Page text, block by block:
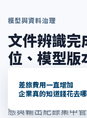
模型與資料治理
文件辨識完
位、模型
AI-OCR 將原始文
態與輸出紀錄集中
差旅費用一直增加
企業真的知道錢花去